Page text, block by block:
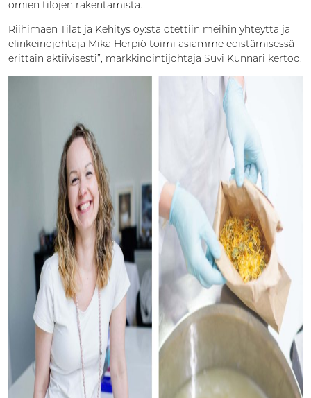
omien tilojen rakentamista.
Riihimäen Tilat ja Kehitys oy:stä otettiin meihin yhteyttä ja
elinkeinojohtaja Mika Herpiö toimi asiamme edistämisessä
erittäin aktiivisesti”, markkinointijohtaja Suvi Kunnari kertoo.